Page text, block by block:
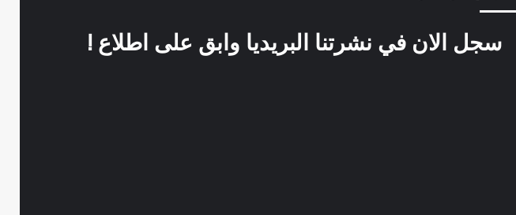
سجل الان في نشرتنا البريديا وابق على اطلاع !